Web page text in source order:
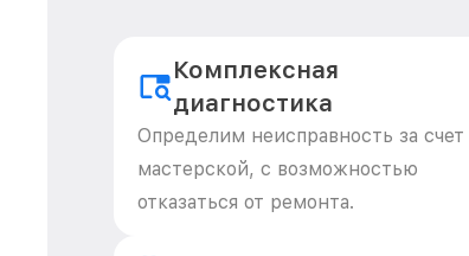
Комплексная
диагностика
Определим неисправность за счет
мастерской, с возможностью
отказаться от ремонта.